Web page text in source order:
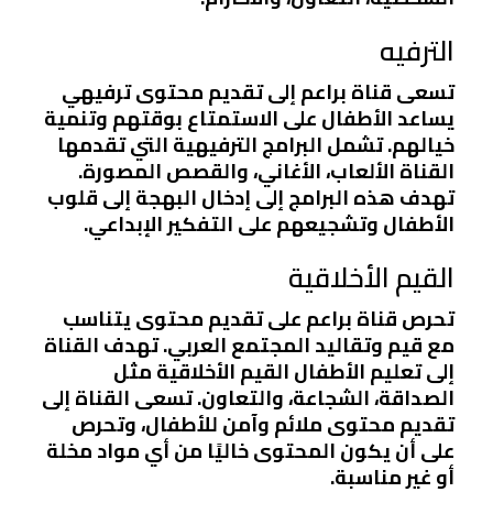
الترفيه
تسعى قناة براعم إلى تقديم محتوى ترفيهي
يساعد الأطفال على الاستمتاع بوقتهم وتنمية
خيالهم. تشمل البرامج الترفيهية التي تقدمها
القناة الألعاب، الأغاني، والقصص المصورة.
تهدف هذه البرامج إلى إدخال البهجة إلى قلوب
الأطفال وتشجيعهم على التفكير الإبداعي.
القيم الأخلاقية
تحرص قناة براعم على تقديم محتوى يتناسب
مع قيم وتقاليد المجتمع العربي. تهدف القناة
إلى تعليم الأطفال القيم الأخلاقية مثل
الصداقة، الشجاعة، والتعاون. تسعى القناة إلى
تقديم محتوى ملائم وآمن للأطفال، وتحرص
على أن يكون المحتوى خاليًا من أي مواد مخلة
أو غير مناسبة.